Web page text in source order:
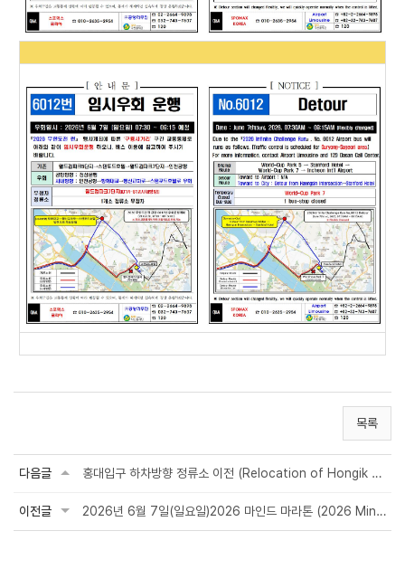
목록
다음글 홍대입구 하차방향 정류소 이전 (Relocation of Hongik Univ. Station Drop-off Stop...
이전글 2026년 6월 7일(일요일)2026 마인드 마라톤 (2026 Mind Marathon)으로 인한 통제 및 우회...